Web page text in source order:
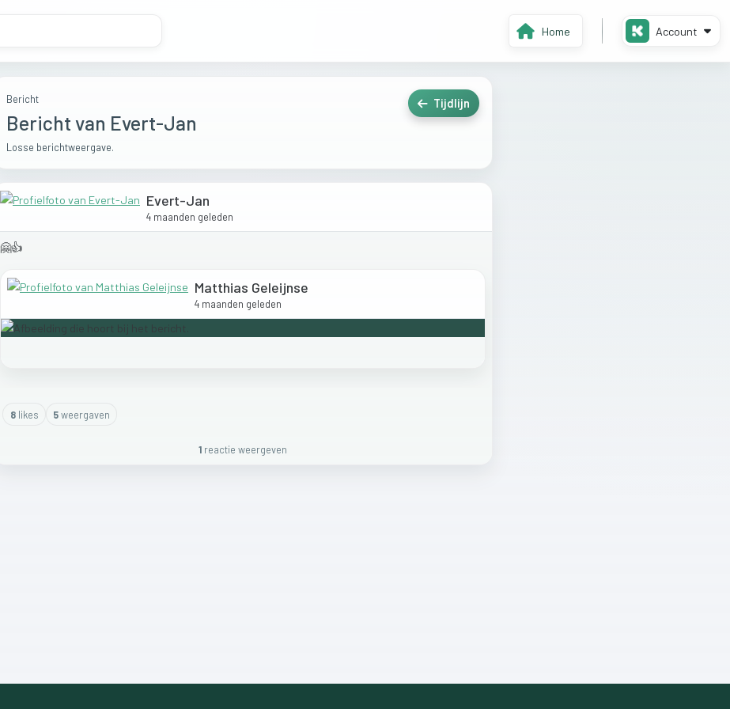
Home Account
Bericht
Bericht van Evert-Jan
Losse berichtweergave.
Tijdlijn
Evert-Jan
4 maanden geleden
🤗👍
Matthias Geleijnse
4 maanden geleden
8likes 5weergaven
1 reactie weergeven